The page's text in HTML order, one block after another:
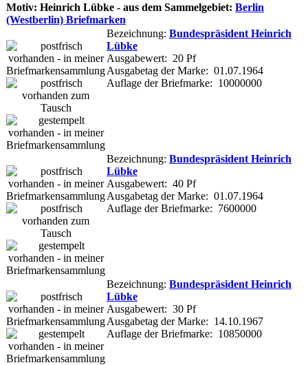
Motiv: Heinrich Lübke - aus dem Sammelgebiet: Berlin
(Westberlin) Briefmarken
Bezeichnung: Bundespräsident Heinrich
Lübke
Ausgabewert: 20 Pf
Ausgabetag der Marke: 01.07.1964
Auflage der Briefmarke: 10000000
Bezeichnung: Bundespräsident Heinrich
Lübke
Ausgabewert: 40 Pf
Ausgabetag der Marke: 01.07.1964
Auflage der Briefmarke: 7600000
Bezeichnung: Bundespräsident Heinrich
Lübke
Ausgabewert: 30 Pf
Ausgabetag der Marke: 14.10.1967
Auflage der Briefmarke: 10850000